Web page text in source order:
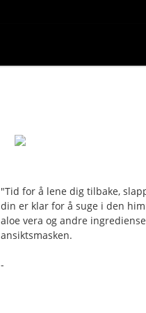
"Tid for å lene dig tilbake,
din er klar for å suge i den
aloe vera og andre
ansiktsmasken.
-